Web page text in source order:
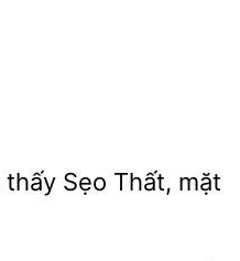
Sẹo Thất, mặt